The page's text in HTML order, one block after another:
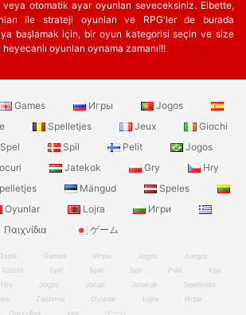
veya otomatik ayar oyunları seveceksiniz. Elbette,
ile strateji oyunları ve RPG'ler de burada
başlamak için, bir oyun kategorisi seçin ve size
oyunları oynama zamanı!!!
Games Игры
Jogos
Spelletjes Jeux
Giochi
Spel Spil Pelit
Jogos
Jatekok Gry
Hry
Mängud
Speles
Oyunlar Lojra
Игри
Παιχνίδια
ゲーム
Games Игры Jogos
Juegos
Giochi Spill Spel Spil Pelit
Ігри
Hry Jogos Jocuri Jatekok
Spelletjes
Zaidimai Oyunlar Lojra
Игри
Παιχνίδια
Igre ゲーム